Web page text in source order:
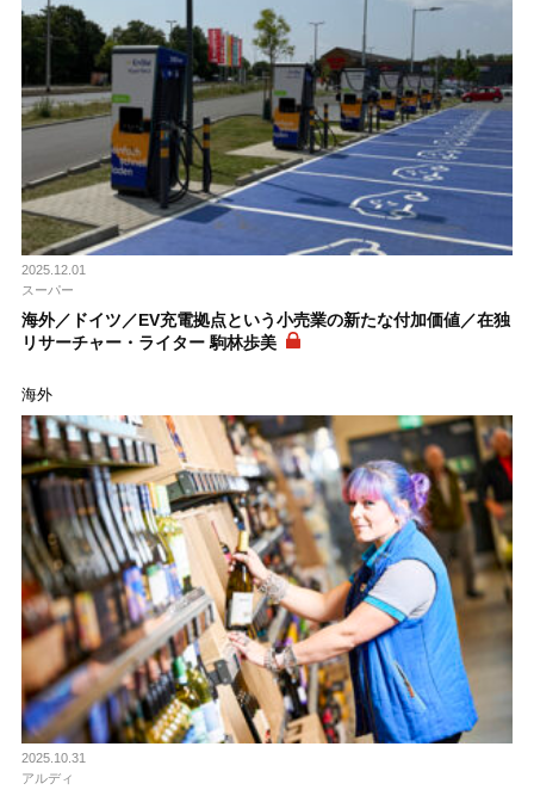
2025.12.01
スーパー
海外／ドイツ／EV充電拠点という小売業の新たな付加価値／在独
リサーチャー・ライター 駒林歩美
海外
2025.10.31
アルディ